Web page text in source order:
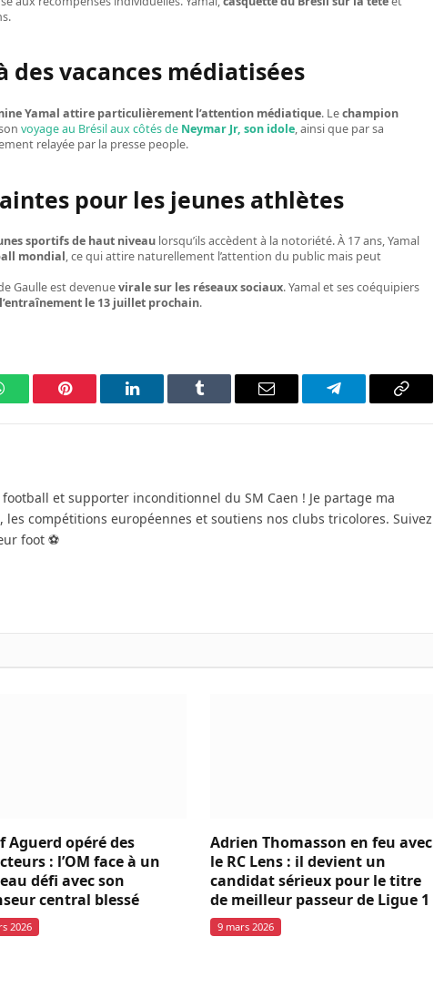
des vacances médiatisées
Yamal attire particulièrement l’attention médiatique. Lechampion
voyage au Brésil aux côtés de Neymar Jr, son idole, ainsi que par sa
relayée par la presse people.
pour les jeunes athlètes
sportifs de haut niveau lorsqu’ils accèdent à la notoriété. À 17 ans, Yamal
mondial, ce qui attire naturellement l’attention du public mais peut
Gaulle est devenuevirale sur les réseaux sociaux. Yamal et ses coéquipiers
le 13 juillet prochain.
Pinterest LinkedIn Tumblr Email Telegram Copy
et supporter inconditionnel du SM Caen ! Je partage ma
compétitions européennes et soutiens nos clubs tricolores. Suivez
foot ⚽
Aguerd opéré des
: l’OM face à un
défi avec son
central blessé
2026
Adrien Thomasson en feu avec
le RC Lens : il devient un
candidat sérieux pour le titre
de meilleur passeur de Ligue 1
9 mars 2026